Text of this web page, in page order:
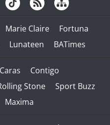
Marie Claire
Fortuna
Lunateen BATimes
Caras
Contigo
Stone
Sport Buzz
Maxima